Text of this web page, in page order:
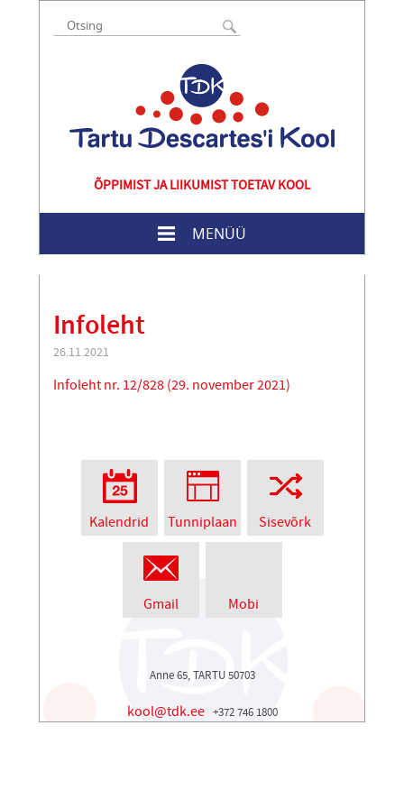
ÕPPIMIST JA LIIKUMIST TOETAV KOOL
MENÜÜ
Infoleht
26.11.2021
Infoleht nr. 12/828 (29. november 2021)
Kalendrid Tunniplaan Sisevõrk
Gmail Mobi
Anne 65, TARTU 50703
kool@tdk.ee +372 746 1800